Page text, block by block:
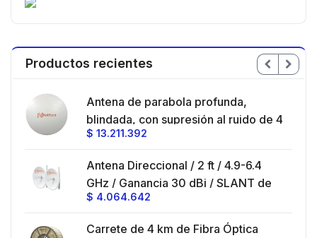
Productos recientes
Antena de parabola profunda,
blindada, con supresión al ruido de 4
ft, 5.9-7.2 GHz, Ganancia 36 dBi con
hasta 80 km, Conectores N-hembra,
montaje con alineación milimétrica.
$ 13.211.392
Antena Direccional / 2 ft / 4.9-6.4
GHz / Ganancia 30 dBi / SLANT de
45 ° y 90 ° / Conector N-Hembra /
$ 4.064.642
Carrete de 4 km de Fibra Óptica